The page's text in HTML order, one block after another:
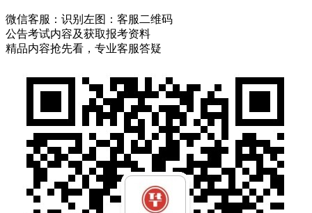
微信客服： 识别左图：客服二维码
公告考试内容及获取报考资料
精品内容抢先看，专业客服答疑